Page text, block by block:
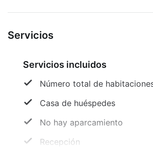
Servicios
Servicios incluidos
Número total de
Casa de huéspedes
No hay aparcamiento
Recepción